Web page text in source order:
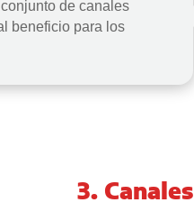
de canales
beneficio para los
3. Canales